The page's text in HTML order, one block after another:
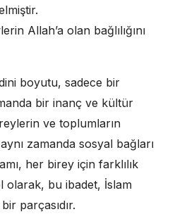
Allah’a olan bağlılığını
boyutu, sadece bir
bir inanç ve kültür
ve toplumların
zamanda sosyal bağları
her birey için farklılık
olarak, bu ibadet, İslam
parçasıdır.